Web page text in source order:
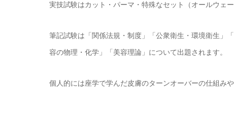
実技試験はカット・パーマ・特殊なセット（オールウェ
筆記試験は「関係法規・制度」「公衆衛生・環境衛生」
容の物理・化学」「美容理論」について出題されます。
個人的には座学で学んだ皮膚のターンオーバーの仕組み